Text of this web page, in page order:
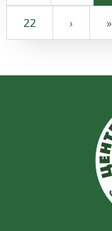
22 › »